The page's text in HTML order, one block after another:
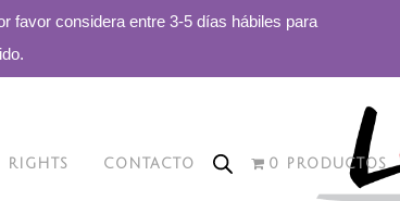
favor considera entre 3-5 días hábiles para
RIGHTS CONTACTO 0 PRODUCTOS